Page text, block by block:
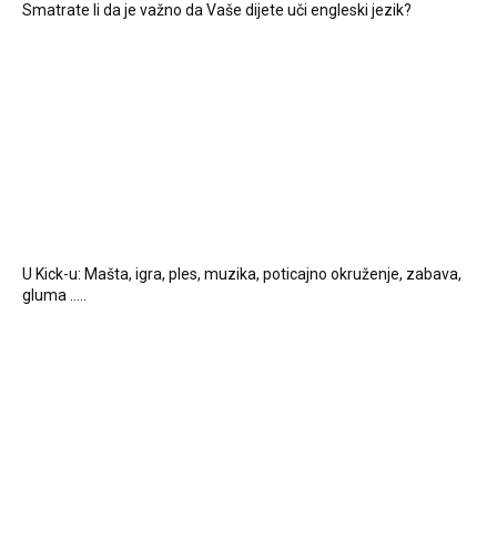
Smatrate li da je važno da Vaše dijete uči engleski jezik?
U Kick-u: Mašta, igra, ples, muzika, poticajno okruženje, zabava,
gluma …..